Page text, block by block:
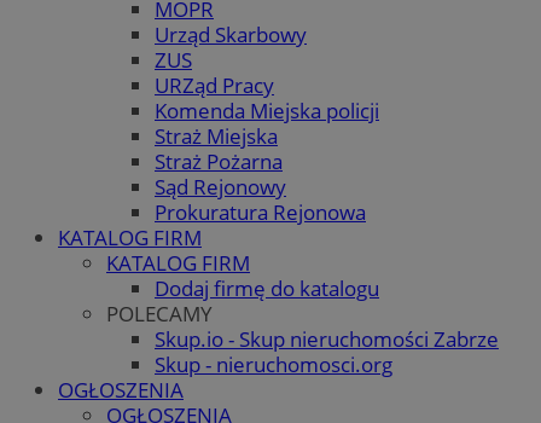
MOPR
Urząd Skarbowy
ZUS
URZąd Pracy
Komenda Miejska policji
Straż Miejska
Straż Pożarna
Sąd Rejonowy
Prokuratura Rejonowa
KATALOG FIRM
KATALOG FIRM
Dodaj firmę do katalogu
POLECAMY
Skup.io - Skup nieruchomości Zabrze
Skup - nieruchomosci.org
OGŁOSZENIA
OGŁOSZENIA